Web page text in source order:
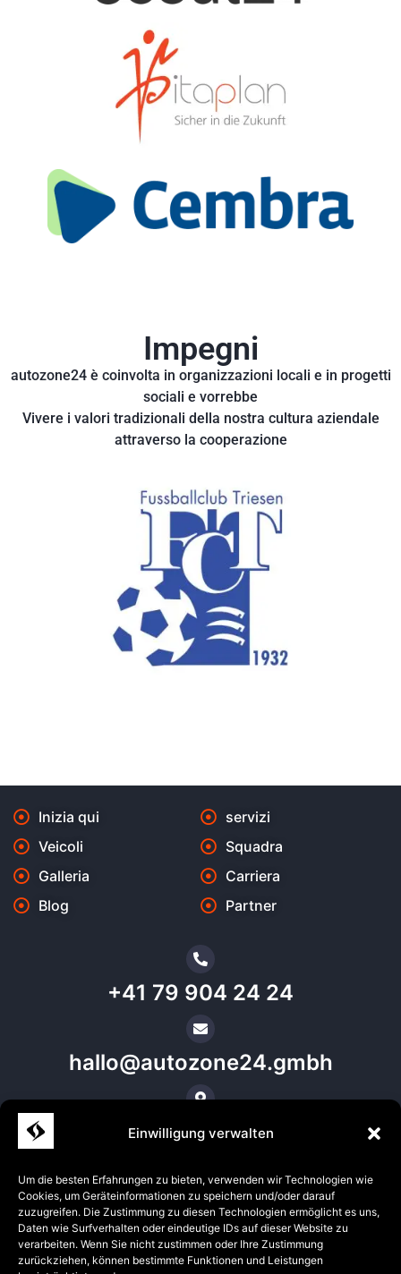
Einwilligung verwalten
Um die besten Erfahrungen zu bieten, verwenden wir Technologien wie
Cookies, um Geräteinformationen zu speichern und/oder darauf
zuzugreifen. Die Zustimmung zu diesen Technologien ermöglicht es uns,
Daten wie Surfverhalten oder eindeutige IDs auf dieser Website zu
verarbeiten. Wenn Sie nicht zustimmen oder Ihre Zustimmung
zurückziehen, können bestimmte Funktionen und Leistungen
Impegni
autozone24 è coinvolta in organizzazioni locali e in progetti
sociali e vorrebbe
Vivere i valori tradizionali della nostra cultura aziendale
attraverso la cooperazione
Inizia qui
Veicoli
Galleria
Blog
servizi
Squadra
Carriera
Partner
+41 79 904 24 24
hallo@autozone24.gmbh
Posizione Aadorf
Richiedi ora il miglior prezzo per l'auto